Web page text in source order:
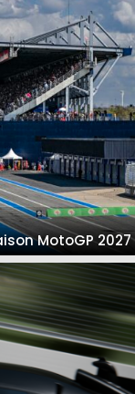
MotoGP 2027